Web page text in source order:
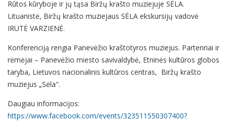
Rūtos kūryboje ir jų tąsa Biržų krašto muziejuje SĖLA.
Lituanistė, Biržų krašto muziejaus SĖLA ekskursijų vadovė
IRUTĖ VARZIENĖ.
Konferenciją rengia Panevėžio kraštotyros muziejus. Partenriai ir
rėmėjai – Panevėžio miesto savivaldybė, Etninės kultūros globos
taryba, Lietuvos nacionalinis kultūros centras, Biržų krašto
muziejus „Sėla".
Daugiau informacijos:
https://www.facebook.com/events/323511550307400?